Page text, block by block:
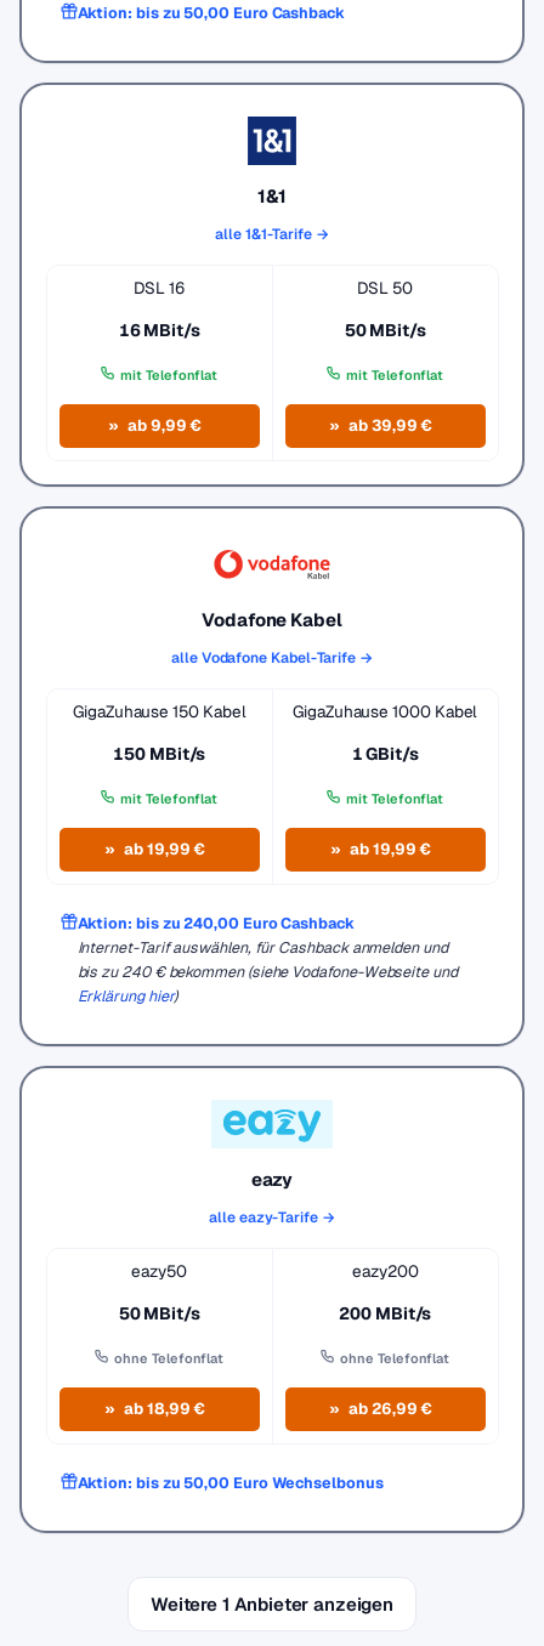
Aktion: bis zu 50,00 Euro Cashback
1&1
alle 1&1-Tarife →
DSL 16
16 MBit/s
mit Telefonflat
ab 9,99 €
DSL 50
50 MBit/s
mit Telefonflat
ab 39,99 €
Vodafone Kabel
alle Vodafone Kabel-Tarife →
GigaZuhause 150 Kabel
150 MBit/s
mit Telefonflat
ab 19,99 €
GigaZuhause 1000 Kabel
1 GBit/s
mit Telefonflat
ab 19,99 €
Aktion: bis zu 240,00 Euro Cashback
Internet-Tarif auswählen, für Cashback anmelden und
bis zu 240 € bekommen (siehe Vodafone-Webseite und
Erklärung hier)
eazy
alle eazy-Tarife →
eazy50
50 MBit/s
ohne Telefonflat
ab 18,99 €
eazy200
200 MBit/s
ohne Telefonflat
ab 26,99 €
Aktion: bis zu 50,00 Euro Wechselbonus
Weitere 1 Anbieter anzeigen